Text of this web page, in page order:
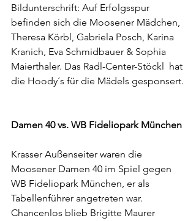
Bildunterschrift: Auf Erfolgsspur
befinden sich die Moosener Mädchen,
Theresa Körbl, Gabriela Posch, Karina
Kranich, Eva Schmidbauer & Sophia
Maierthaler. Das Radl-Center-Stöckl  hat
die Hoody´s für die Mädels gesponsert.
Damen 40 vs. WB Fideliopark München
Krasser Außenseiter waren die
Moosener Damen 40 im Spiel gegen
WB Fideliopark München, er als
Tabellenführer angetreten war.
Chancenlos blieb Brigitte Maurer